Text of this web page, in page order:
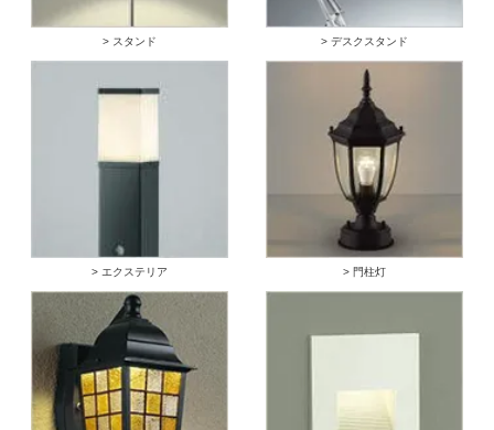
> スタンド > デスクスタンド
> エクステリア > 門柱灯